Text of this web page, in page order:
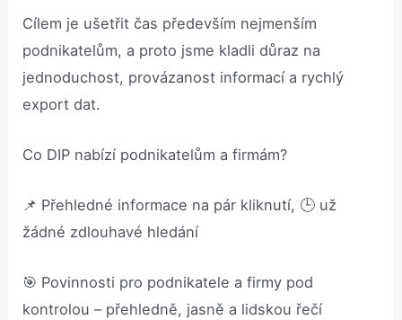
Cílem je ušetřit čas především nejmenším
podnikatelům, a proto jsme kladli důraz na
jednoduchost, provázanost informací a rychlý
export dat.
Co DIP nabízí podnikatelům a firmám?
📌 Přehledné informace na pár kliknutí, 🕒 už
žádné zdlouhavé hledání
🎯 Povinnosti pro podnikatele a firmy pod
kontrolou – přehledně, jasně a lidskou řečí